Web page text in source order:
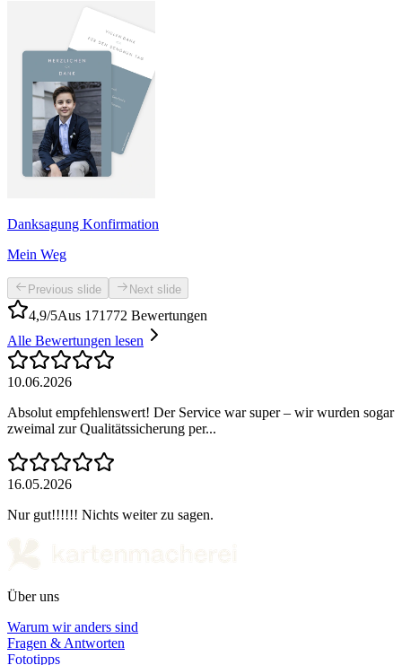
Danksagung Konfirmation
Mein Weg
Previous slide Next slide
4,9/5Aus 171772 Bewertungen
Alle Bewertungen lesen
10.06.2026
Absolut empfehlenswert! Der Service war super – wir wurden sogar
zweimal zur Qualitätssicherung per...
16.05.2026
Nur gut!!!!!! Nichts weiter zu sagen.
Über uns
Warum wir anders sind
Fragen & Antworten
Fototipps